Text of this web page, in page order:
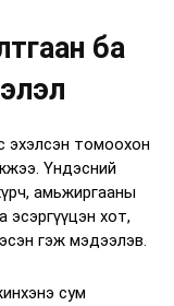
ба
эхэлсэн томоохон
Үндэсний
амьжиргааны
эсэргүүцэн хот,
гэж мэдээлэв.
сум